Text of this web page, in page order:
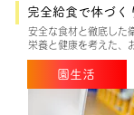
完全給食で体づく
安全な食材と徹底した
栄養と健康を考えた、
園生活